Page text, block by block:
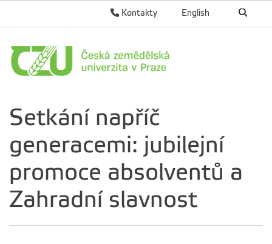
English
Kontakty
Setkání napříč
generacemi: jubilejní
promoce absolventů a
Zahradní slavnost